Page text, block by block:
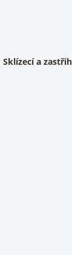
Sklízecí a